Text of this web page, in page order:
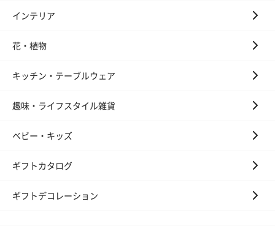
フラッグカプセル：イ
（END）（880円）
フラッグカプセル：イ
ショートイン
（880円）
お酒
インテリア
花・植物
キッチン・テーブルウェア
趣味・ライフスタイル雑貨
ベビー・キッズ
ギフトカタログ
ギフトデコレーション